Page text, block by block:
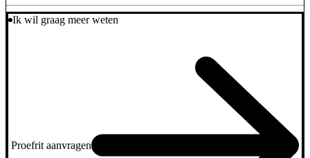
Ik wil graag meer weten
Proefrit aanvragen